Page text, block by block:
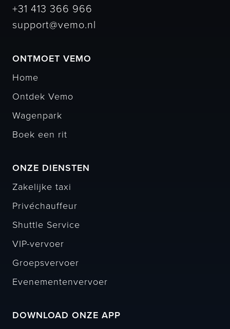
+31 413 366 966
support@vemo.nl
ONTMOET VEMO
Home
Ontdek Vemo
Wagenpark
Boek een rit
ONZE DIENSTEN
Zakelijke taxi
Privéchauffeur
Shuttle Service
VIP-vervoer
Groepsvervoer
Evenementenvervoer
DOWNLOAD ONZE APP